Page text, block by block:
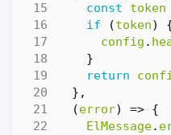
const
token
if
(token)
config .
}
return
},
(error) => {
ElMessage.